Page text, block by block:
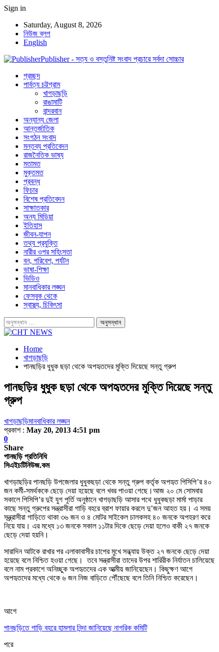
Sign in
Saturday, August 8, 2026
নিউজ ব্লগ
English
Publisher - সত্য ও বস্তুনিষ্ট সংবাদ প্রচারে সর্বদা সোচ্চার
প্রচ্ছদ
পার্বত্য চট্টগ্রাম
খাগড়াছড়ি
রাঙামাটি
বান্দরবান
অন্যান্য জেলা
আন্তর্জাতিক
সংগঠন সংবাদ
মন্তব্য প্রতিবেদন
রাজনৈতিক ভাষ্য
মতামত
মুক্তমত
প্রবন্ধ
ফিচার
বিশেষ প্রতিবেদন
সাক্ষাতকার
অন্য মিডিয়া
ইতিহাস
জীবন-যাপন
তথ্য প্রযুক্তি
নারীর ওপর সহিংসতা
বন, পরিবেশ, পর্যটন
ভাষা-শিক্ষা
ভিডিও
মানবাধিকার লঙ্ঘন
ফেসবুক থেকে
স্বাস্থ্য, চিকিৎসা
Home
খাগড়াছড়ি
পানছড়ির ধুধুক ছড়া থেকে অপহৃতদের মুক্তি দিয়েছে সন্তু গ্রুপ
পানছড়ির ধুধুক ছড়া থেকে অপহৃতদের মুক্তি দিয়েছে সন্তু
গ্রুপ
খাগড়াছড়িমানবাধিকার লঙ্ঘন
প্রকাশ : May 20, 2013 4:51 pm
0
Share
পানছড়ি প্রতিনিধি
সিএইচটিনিউজ.কম
খাগড়াছড়ির পানছড়ি উপজেলার ধুধুকছড়া থেকে সন্তু গ্রুপ কর্তৃক অপহৃত পিসিপি’র ৪০
জন কর্মী-সমর্থককে ছেড়ে দেয়া হয়েছে বলে খবর পাওয়া গেছে। আজ ২০ মে সোমবার
সকালে পিসিপি’র দুই যুগ পূর্তি অনুষ্ঠানে খাগড়াছড়ি আসার পথে ধুধুকছড়া মার্মা পাড়ার
কাছে সন্তু গ্রুপের সন্ত্রাসীরা গাড়ি বহরে ব্রাশ ফায়ার করলে দু’জন আহত হয়। এ সময়
সন্ত্র্রাসীরা গাড়িতে থাকা ৩৬ জন ও ৪ মোটর সাইকেল চালকসহ ৪০ জনকে অপহরণ করে
নিয়ে যায়। এর মধ্যে ১৩ জনকে সকাল ১১টার দিকে ছেড়ে দেয়া হলেও বাকী ২৭ জনকে
ছেড়ে দেয়া হয়নি।
সারাদিন আটকে রাখার পর এলাকাবাসীর চাপের মুখে সন্ধ্যায় উক্ত ২৭ জনকে ছেড়ে দেয়া
হয়েছে বলে নিশ্চিত হওয়া গেছে। তবে সন্ত্রাসীরা তাদের উপর শারিরীক নির্যাতন চালিয়েছে
বলে নাম প্রকাশে অনিচ্ছুক অপহৃতদের এক আত্মীয় জানিয়েছেন। কিছুক্ষণ আগে
অপহৃতদের মধ্যে থেকে ৬ জন নিজ বাড়িতে পৌঁছেছে বলে তিনি নিশ্চিত করেছেন।
আগে
পানছড়িতে গাড়ি বহরে হামলার নিন্দা জানিয়েছে নাগরিক কমিটি
পরে